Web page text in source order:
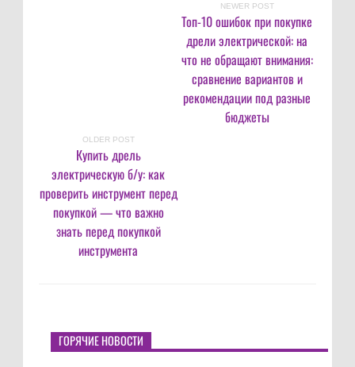
NEWER POST
Топ-10 ошибок при покупке
дрели электрической: на
что не обращают внимания:
сравнение вариантов и
рекомендации под разные
бюджеты
OLDER POST
Купить дрель
электрическую б/у: как
проверить инструмент перед
покупкой — что важно
знать перед покупкой
инструмента
ГОРЯЧИЕ НОВОСТИ